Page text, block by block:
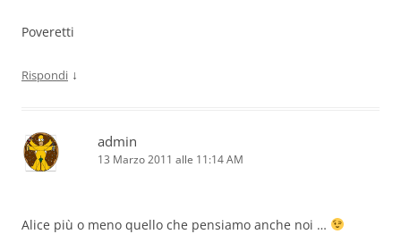
Poveretti
Rispondi ↓
admin
13 Marzo 2011 alle 11:14 AM
Alice più o meno quello che pensiamo anche noi …